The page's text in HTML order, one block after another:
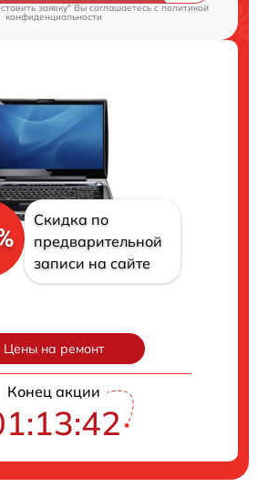
заявку" Вы соглашаетесь cполитикой
конфиденциальности
Скидка по
предварительной
записи на сайте
Цены на ремонт
Конец акции